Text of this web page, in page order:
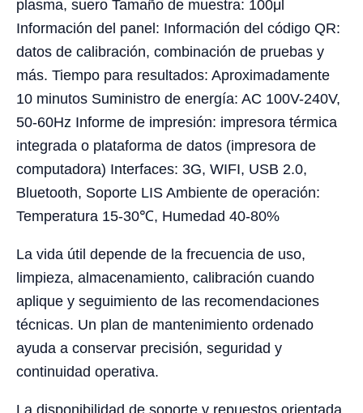
plasma, suero Tamaño de muestra: 100μl
Información del panel: Información del código QR:
datos de calibración, combinación de pruebas y
más. Tiempo para resultados: Aproximadamente
10 minutos Suministro de energía: AC 100V-240V,
50-60Hz Informe de impresión: impresora térmica
integrada o plataforma de datos (impresora de
computadora) Interfaces: 3G, WIFI, USB 2.0,
Bluetooth, Soporte LIS Ambiente de operación:
Temperatura 15-30℃, Humedad 40-80%
La vida útil depende de la frecuencia de uso,
limpieza, almacenamiento, calibración cuando
aplique y seguimiento de las recomendaciones
técnicas. Un plan de mantenimiento ordenado
ayuda a conservar precisión, seguridad y
continuidad operativa.